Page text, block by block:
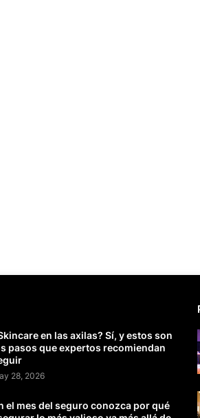
en las axilas? Sí, y estos son
pasos que expertos recomiendan
28, 2026
el mes del seguro conozca por qué